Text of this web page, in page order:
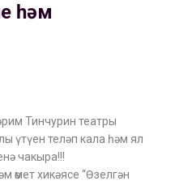
һәм
Тинчурин театры
үтүен теләп кала һәм ял
чакыра!!!
өмет хикәясе “Өзелгән